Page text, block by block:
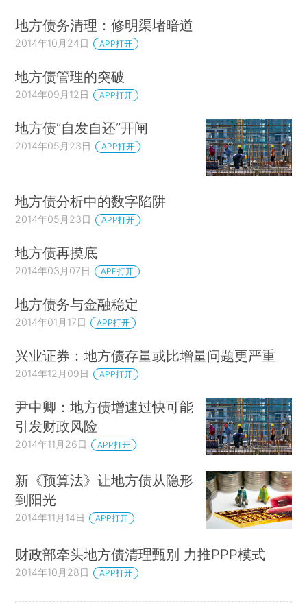
地方债务清理：修明渠堵暗道
2014年10月24日 APP打开
地方债管理的突破
2014年09月12日 APP打开
地方债“自发自还”开闸
2014年05月23日 APP打开
地方债分析中的数字陷阱
2014年05月23日 APP打开
地方债再摸底
2014年03月07日 APP打开
地方债务与金融稳定
2014年01月17日 APP打开
兴业证券：地方债存量或比增量问题更严重
2014年12月09日 APP打开
尹中卿：地方债增速过快可能
引发财政风险
2014年11月26日 APP打开
新《预算法》让地方债从隐形
到阳光
2014年11月14日 APP打开
财政部牵头地方债清理甄别 力推PPP模式
2014年10月28日 APP打开